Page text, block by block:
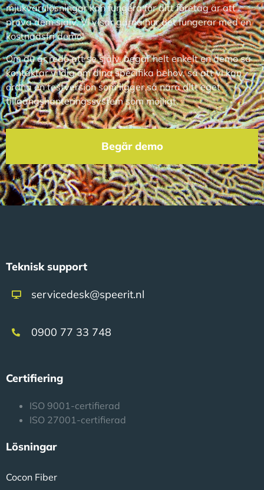
mjukvarulösningar kan fungera för ditt företag är att
prova dem själv. Vi visar gärna hur det fungerar med en
kostnadsfri demo!
Om du är redo att se själv, begär helt enkelt en demo så
kontaktar vi dig om dina specifika behov, så att vi kan
ordna en testversion som ligger så nära ditt eget
tillgångshanteringssystem som möjligt.
Begär demo
Teknisk support
servicedesk@speerit.nl
0900 77 33 748
Certifiering
ISO 9001-certifierad
ISO 27001-certifierad
Lösningar
Cocon Fiber